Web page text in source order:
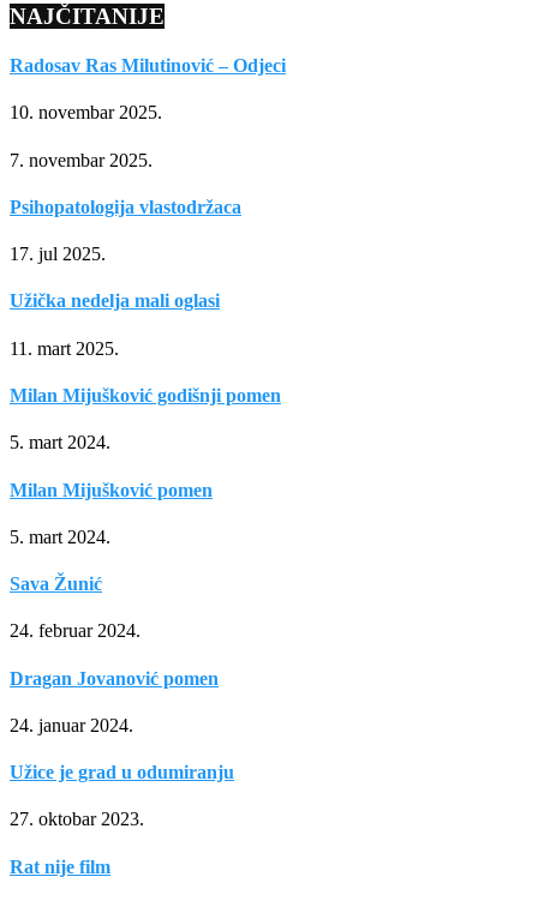
NAJČITANIJE
Radosav Ras Milutinović – Odjeci
10. novembar 2025.
7. novembar 2025.
Psihopatologija vlastodržaca
17. jul 2025.
Užička nedelja mali oglasi
11. mart 2025.
Milan Mijušković godišnji pomen
5. mart 2024.
Milan Mijušković pomen
5. mart 2024.
Sava Žunić
24. februar 2024.
Dragan Jovanović pomen
24. januar 2024.
Užice je grad u odumiranju
27. oktobar 2023.
Rat nije film